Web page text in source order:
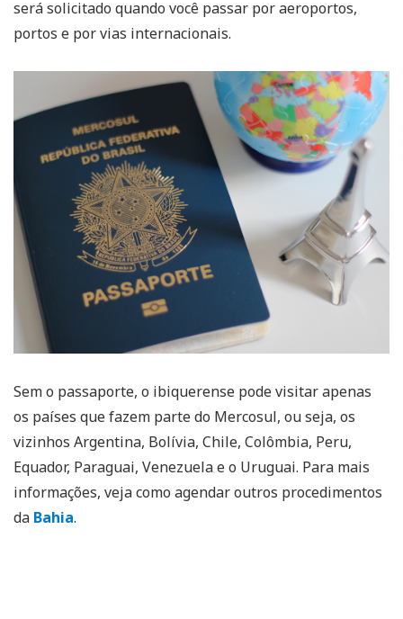
será solicitado quando você passar por aeroportos,
portos e por vias internacionais.
Sem o passaporte, o ibiquerense pode visitar apenas
os países que fazem parte do Mercosul, ou seja, os
vizinhos Argentina, Bolívia, Chile, Colômbia, Peru,
Equador, Paraguai, Venezuela e o Uruguai. Para mais
informações, veja como agendar outros procedimentos
da Bahia.